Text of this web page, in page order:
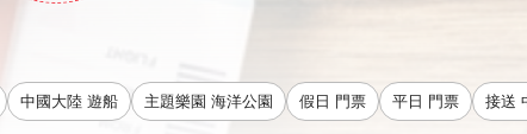
中國大陸 遊船 主題樂園 海洋公園 假日 門票 平日 門票 接送